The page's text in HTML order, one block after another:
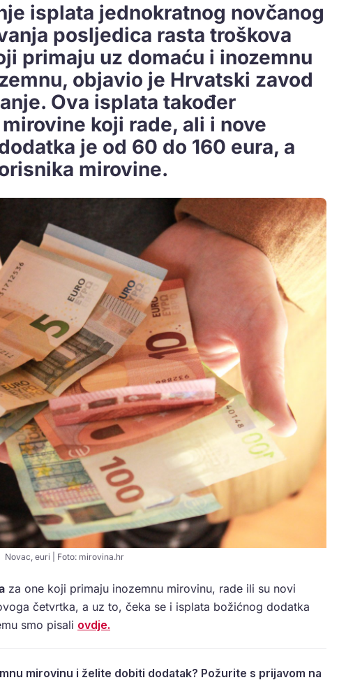
isplata jednokratnog novčanog
posljedica rasta troškova
primaju uz domaću i inozemnu
objavio je Hrvatski zavod
Ova isplata također
koji rade, ali i nove
je od 60 do 160 eura, a
mirovine.
Novac, euri | Foto: mirovina.hr
za one koji primaju inozemnu mirovinu, rade ili su novi
četvrtka, a uz to, čeka se i isplata božićnog dodatka
smo pisali ovdje.
mirovinu i želite dobiti dodatak? Požurite s prijavom na